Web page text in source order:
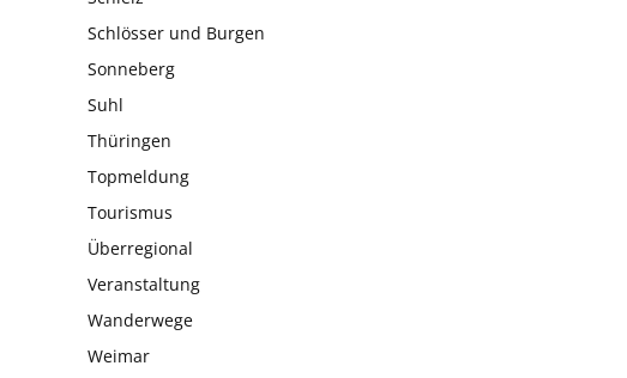
Schlösser und Burgen
Sonneberg
Suhl
Thüringen
Topmeldung
Tourismus
Überregional
Veranstaltung
Wanderwege
Weimar